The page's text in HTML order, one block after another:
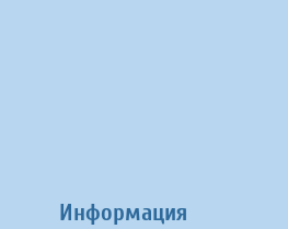
Информация